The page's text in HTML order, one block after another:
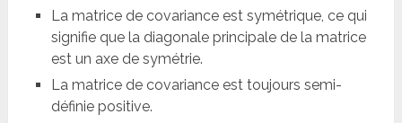
La matrice de covariance est symétrique, ce qui
signifie que la diagonale principale de la matrice
est un axe de symétrie.
La matrice de covariance est toujours semi-
définie positive.